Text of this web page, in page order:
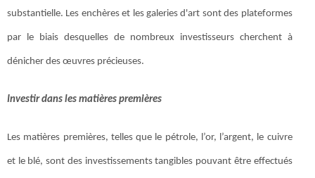
substantielle. Les enchères et les galeries d'art sont des plateformes
par le biais desquelles de nombreux investisseurs cherchent à
dénicher des œuvres précieuses.
Investir dans les matières premières
Les matières premières, telles que le pétrole, l’or, l’argent, le cuivre
et le blé, sont des investissements tangibles pouvant être effectués